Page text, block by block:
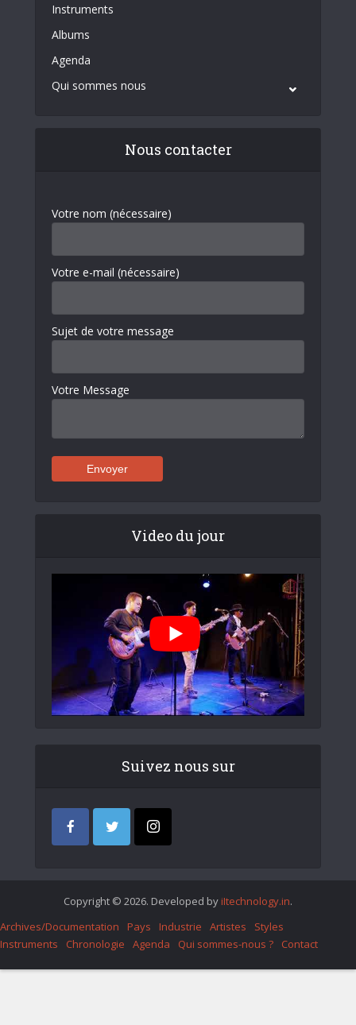
Instruments
Albums
Agenda
Qui sommes nous
Nous contacter
Votre nom (nécessaire)
Votre e-mail (nécessaire)
Sujet de votre message
Votre Message
Video du jour
Suivez nous sur
Copyright © 2026. Developed by iItechnology.in.
Archives/Documentation
Pays Industrie Artistes
Styles
Instruments
Chronologie Agenda Qui sommes-nous ? Contact